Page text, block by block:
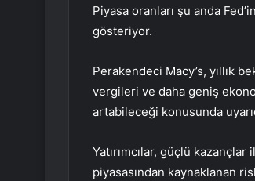
Piyasa oranları şu anda
gösteriyor.
Perakendeci Macy’s, yıllık
vergileri ve daha geniş
artabileceği konusunda
Yatırımcılar, güçlü
piyasasından kaynaklanan